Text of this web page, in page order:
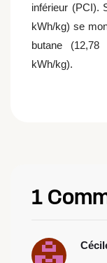
inférieur (PCI).
kWh/kg) se
butane
kWh/kg).
1